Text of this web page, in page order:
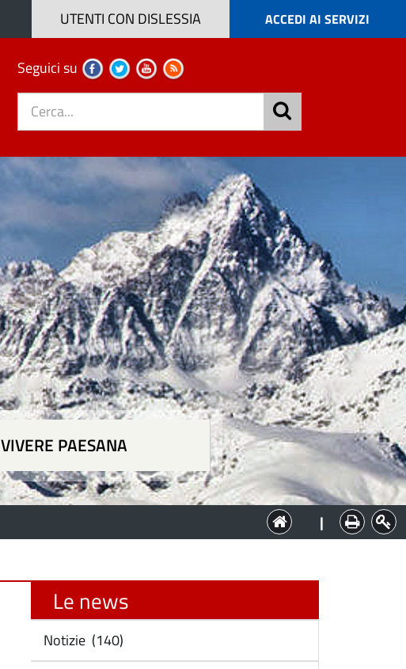
ACCEDI AI SERVIZI
UTENTI CON DISLESSIA
Seguici su
VIVERE PAESANA
|
Le news
Notizie (140)